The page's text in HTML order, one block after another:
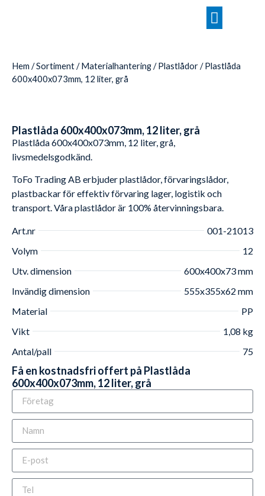
Hem /Sortiment/Materialhantering/Plastlådor/ Plastlåda
600x400x073mm, 12 liter, grå
Plastlåda 600x400x073mm, 12 liter, grå
Plastlåda 600x400x073mm, 12 liter, grå,
livsmedelsgodkänd.
ToFo Trading AB erbjuder plastlådor, förvaringslådor,
plastbackar för effektiv förvaring lager, logistik och
transport. Våra plastlådor är 100% återvinningsbara.
Art.nr
001-21013
Volym
12
Utv. dimension
600x400x73 mm
Invändig dimension
555x355x62 mm
Material
PP
Vikt
1,08 kg
Antal/pall
75
Få en kostnadsfri offert på Plastlåda
600x400x073mm, 12 liter, grå